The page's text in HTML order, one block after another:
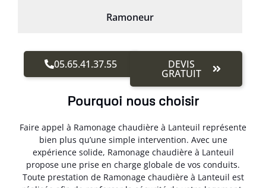
Ramoneur
05.65.41.37.55 DEVIS
GRATUIT
Pourquoi nous choisir
Faire appel à Ramonage chaudière à Lanteuil représente
bien plus qu’une simple intervention. Avec une
expérience solide, Ramonage chaudière à Lanteuil
propose une prise en charge globale de vos conduits.
Toute prestation de Ramonage chaudière à Lanteuil est